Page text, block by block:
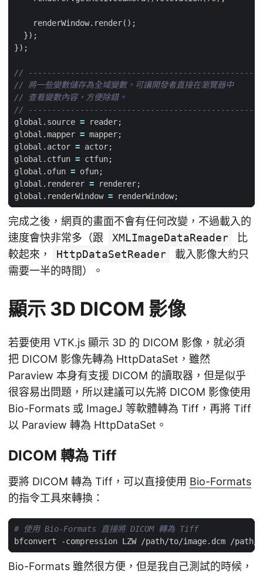
renderWindow. render();
});
});
global . source = reader;
global .mapper = mapper;
global . actor = actor;
global . ctfun = ctfun;
global . ofun = ofun;
global . renderer = renderer;
global . renderWindow = renderWindow;
完成之後，網頁的畫面不會有任何改變，不過載入的
速度會快非常多（跟
XMLImageDataReader
比
較起來，
HttpDataSetReader
載入影像大約只
需要一半的時間）。
顯示 3D DICOM 影像
若要使用 VTK.js 顯示 3D 的 DICOM 影像，就必須
把 DICOM 影像先轉為 HttpDataSet，雖然
Paraview 本身有支援 DICOM 的讀取器，但是似乎
很容易出問題，所以建議可以先將 DICOM 影像使用
Bio-Formats 或 ImageJ 等軟體轉為 Tiff，再將 Tiff
以 Paraview 轉為 HttpDataSet。
DICOM 轉為 Tiff
要將 DICOM 轉為 Tiff，可以直接使用 Bio-Formats
的指令工具來轉換：
# 使用 Bio-Formats 直接將 DICOM 轉為 Tiff
Bio-Formats 雖然很方便，但是我自己測試的時候，